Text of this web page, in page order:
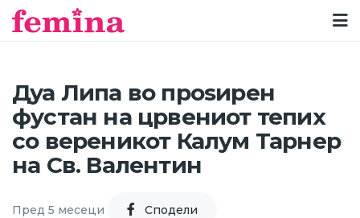
Дуа Липа во проѕирен
фустан на црвениот тепих
со вереникот Калум Тарнер
на Св. Валентин
Пред 5 месеци Cподели